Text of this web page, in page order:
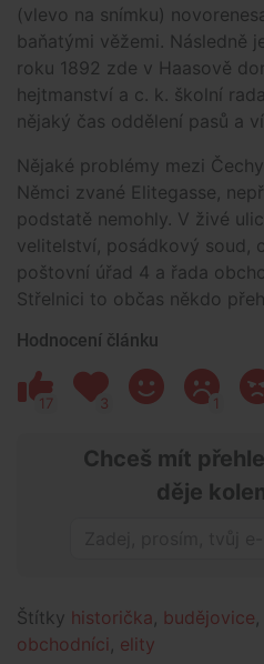
(vlevo na snímku)
baňatými věžemi. Následně
roku 1892 zde v Haasově
hejtmanství a c. k. školní
nějaký čas oddělení pasů a
Nějaké problémy mezi
Němci zvané Elitegasse,
podstatě nemohly. V živé
velitelství, posádkový soud,
poštovní úřad 4 a řada
Střelnici to občas někdo
Hodnocení článku
17 3 1
Chceš mít
děje
Štítky historička budějovice
obchodníci elity